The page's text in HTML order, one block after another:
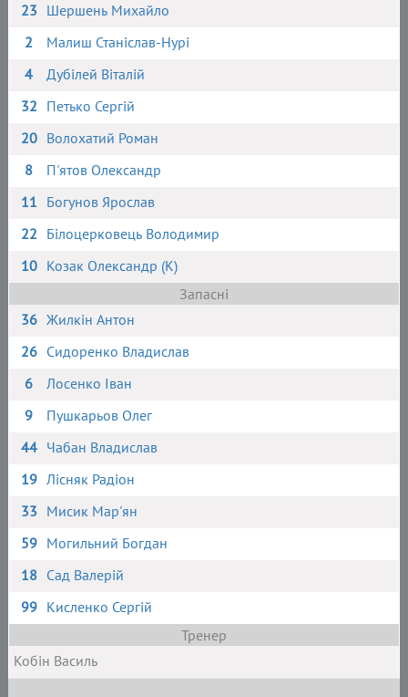
23 Шершень Михайло
2
Малиш Станіслав-Нурі
4
Дубілей Віталій
32 Петько Сергій
20 Волохатий Роман
8
П'ятов Олександр
11 Богунов Ярослав
22 Білоцерковець Володимир
10 Козак Олександр (К)
Запасні
36 Жилкін Антон
26 Сидоренко Владислав
6
Лосенко Іван
9
Пушкарьов Олег
44 Чабан Владислав
19 Лісняк Радіон
33 Мисик Мар'ян
59 Могильний Богдан
18 Сад Валерій
99 Кисленко Сергій
Тренер
Кобін Василь